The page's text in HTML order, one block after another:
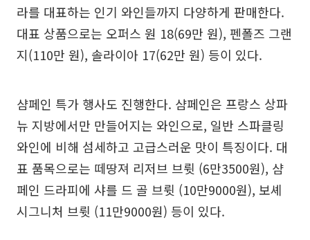
라를 대표하는 인기 와인들까지 다양하게 판매한다.
대표 상품으로는 오퍼스 원 18(69만 원), 펜폴즈 그랜
지(110만 원), 솔라이아 17(62만 원) 등이 있다.
샴페인 특가 행사도 진행한다. 샴페인은 프랑스 상파
뉴 지방에서만 만들어지는 와인으로, 일반 스파클링
와인에 비해 섬세하고 고급스러운 맛이 특징이다. 대
표 품목으로는 떼땅져 리저브 브륏 (6만3500원), 샴
페인 드라피에 샤를 드 골 브륏 (10만9000원), 보셰
시그니처 브륏 (11만9000원) 등이 있다.